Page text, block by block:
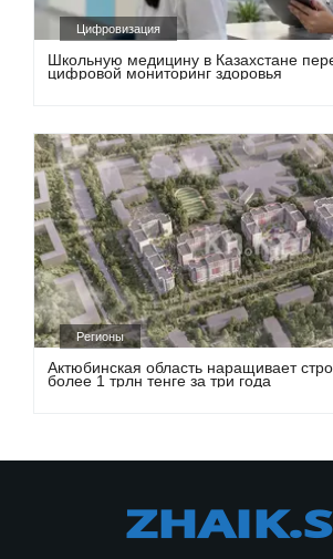
Цифровизация
Школьную медицину в Казахстане
цифровой мониторинг здоровья
Регионы
Актюбинская область наращивает
более 1 трлн тенге за три года